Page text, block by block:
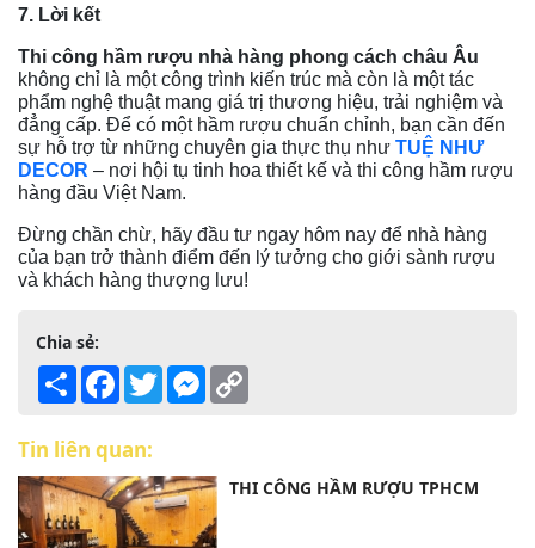
7. Lời kết
Thi công hầm rượu nhà hàng phong cách châu Âu
không chỉ là một công trình kiến trúc mà còn là một tác
phẩm nghệ thuật mang giá trị thương hiệu, trải nghiệm và
đẳng cấp. Để có một hầm rượu chuẩn chỉnh, bạn cần đến
sự hỗ trợ từ những chuyên gia thực thụ như TUỆ NHƯ
DECOR – nơi hội tụ tinh hoa thiết kế và thi công hầm rượu
hàng đầu Việt Nam.
Đừng chần chừ, hãy đầu tư ngay hôm nay để nhà hàng
của bạn trở thành điểm đến lý tưởng cho giới sành rượu
và khách hàng thượng lưu!
Chia sẻ:
Share Facebook
TwitterMessenger
Tin liên quan:
THI CÔNG HẦM RƯỢU TPHCM